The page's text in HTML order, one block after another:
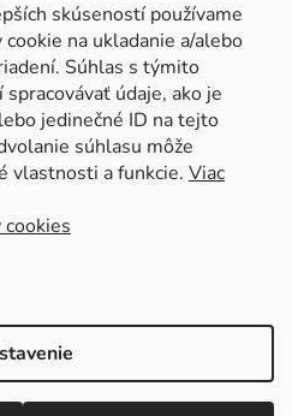
skúseností používame
na ukladanie a/alebo
Súhlas s týmito
údaje, ako je
jedinečné ID na tejto
súhlasu môže
vlastnosti a funkcie. Viac
cookies
In Youtube KOLEX
Shoptet